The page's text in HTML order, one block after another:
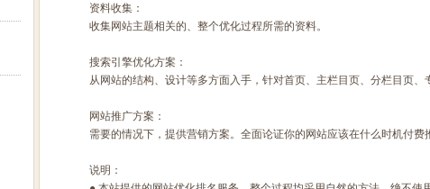
资料收集：
收集网站主题相关的、整个优化过程所需的资料。
搜索引擎优化方案：
从网站的结构、设计等多方面入手，针对首页、主栏目页、分栏目页、
网站推广方案：
需要的情况下，提供营销方案。全面论证你的网站应该在什么时机付费
说明：